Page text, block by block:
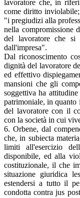
lavoratore che, in
come diritto
"i pregiudizi alla
nella compromissione
del lavoratore che si
dall'impresa".
Dal riconoscimento
dignità del lavoratore
ed effettivo
mansioni che gli
soggettiva ha
patrimoniale, in quanto
del lavoratore con il
con la società in cui
6. Orbene, dal
che, in subiecta
limiti all'esercizio
disponibile, ed alla
costituzionale, il che
situazione giuridica
estendersi a tutto il
condotta contra jus